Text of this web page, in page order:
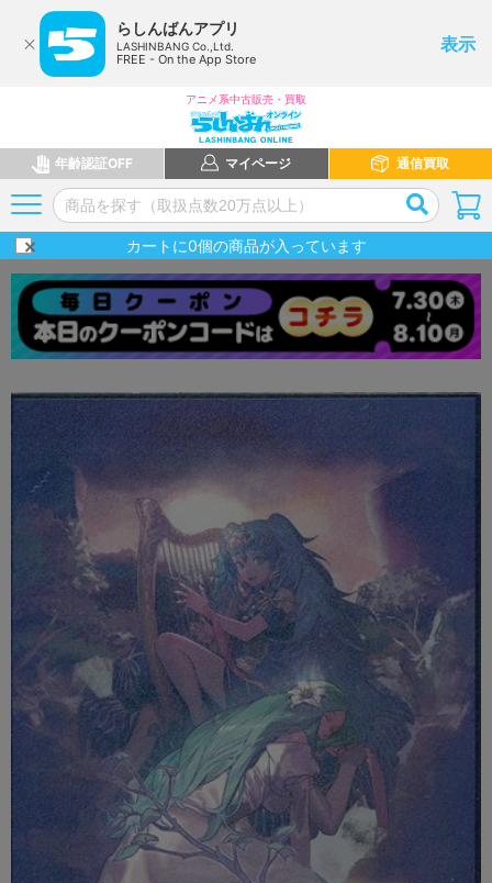
らしんばんアプリ
LASHINBANG Co.,Ltd.
FREE - On the App Store
表示
アニメ系中古販売・買取
年齢認証OFF マイページ 通信買取
カートに0個の商品が入っています